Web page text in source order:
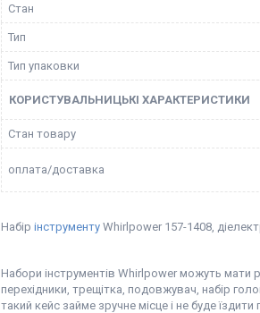
Стан
Тип
Тип упаковки
КОРИСТУВАЛЬНИЦЬКІ ХАРАКТЕРИСТИКИ
Стан товару
оплата/доставка
Набір інструменту Whirlpower 157-1408,
Набори інструментів Whirlpower можуть мати
перехідники, трещітка, подовжувач, набір
такий кейс займе зручне місце і не буде